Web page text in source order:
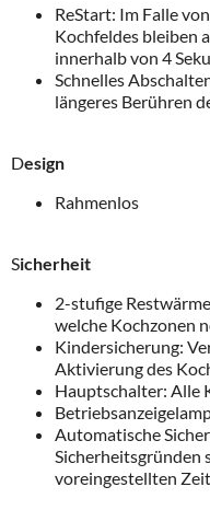
ReStart: Im Falle
Kochfeldes bleiben
innerhalb von 4
Schnelles
längeres Berühren
Design
Rahmenlos
Sicherheit
2-stufige
welche Kochzonen
Kindersicherung:
Aktivierung des
Hauptschalter: Alle
Automatische
Sicherheitsgründen
voreingestellten